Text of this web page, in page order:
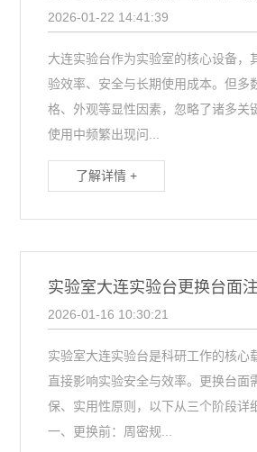
2026-01-22 14:41:39
大连实验台作为实验室的核心设备，
验效率、安全与长期使用成本。但多
格、外观等显性因素，忽略了诸多关
使用中频繁出现问...
了解详情 +
2026-01-16 10:30:21
实验室大连实验台是科研工作的核心
直接影响实验安全与效率。更换台面
保、实用性原则，以下从三个阶段详
一、更换前：周密规...